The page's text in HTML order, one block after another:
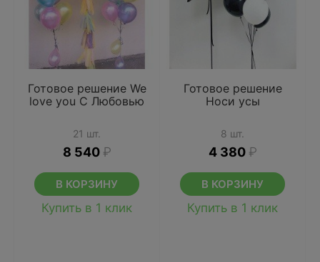
Готовое решение We
love you С Любовью
21 шт.
8 540 ₽
В КОРЗИНУ
Купить в 1 клик
Готовое решение
Носи усы
8 шт.
4 380 ₽
В КОРЗИНУ
Купить в 1 клик